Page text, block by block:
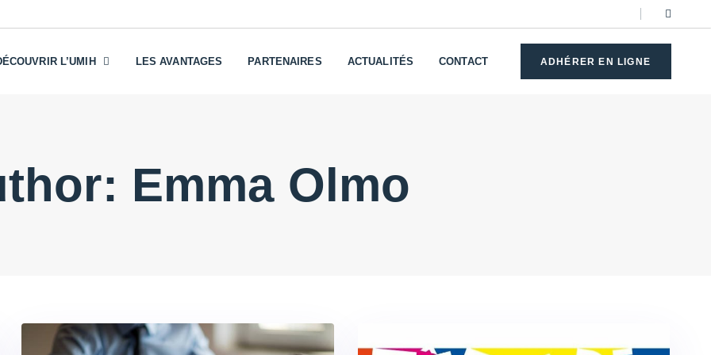
L’UMIH LES AVANTAGES PARTENAIRES ACTUALITÉS CONTACT ADHÉRER EN LIGNE
Emma Olmo